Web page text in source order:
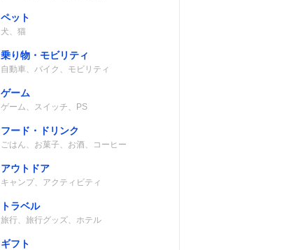
ペット
犬、猫
乗り物・モビリティ
自動車、バイク、モビリティ
ゲーム
ゲーム、スイッチ、PS
フード・ドリンク
ごはん、お菓子、お酒、コーヒー
アウトドア
キャンプ、アクティビティ
トラベル
旅行、旅行グッズ、ホテル
ギフト